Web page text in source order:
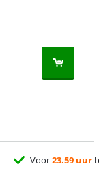
Voor23.59 uur